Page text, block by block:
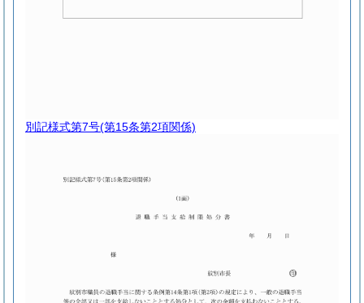
別記様式第7号(第15条第2項関係)